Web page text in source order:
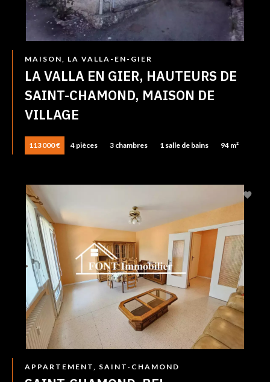
MAISON, LA VALLA-EN-GIER
LA VALLA EN GIER, HAUTEURS DE
SAINT-CHAMOND, MAISON DE
VILLAGE
113 000 € 4 pièces 3 chambres 1 salle de bains 94 m²
APPARTEMENT, SAINT-CHAMOND